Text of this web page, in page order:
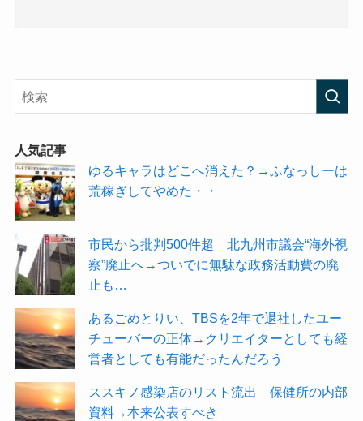
人気記事
ゆるキャラはどこへ消えた？→ふなっしーは
荒稼ぎしてやめた・・
市民から批判500件超 北九州市議会“海外視
察”廃止へ→ついでに無駄な政務活動費の廃
止も…
あるごめとりい、TBSを2年で退社したユー
チューバーの正体→クリエイターとしても経
営者としても有能だったんだろう
ススキノ感染店のリスト流出 保健所の内部
資料→本来公表すべき